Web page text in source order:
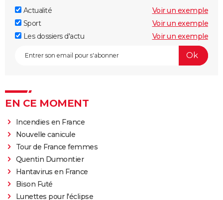
Actualité
Voir un exemple
Sport
Voir un exemple
Les dossiers d'actu
Voir un exemple
EN CE MOMENT
Incendies en France
Nouvelle canicule
Tour de France femmes
Quentin Dumontier
Hantavirus en France
Bison Futé
Lunettes pour l'éclipse